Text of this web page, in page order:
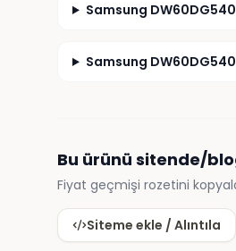
Samsung
Samsung
Bu ürünü sitende/
Fiyat geçmişi rozetini
Siteme ekle / Alıntıla